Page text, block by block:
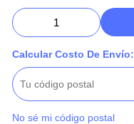
Calcular Costo De Envío:
No sé mi código postal